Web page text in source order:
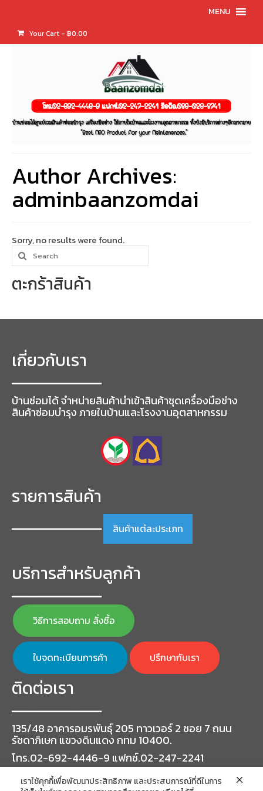
MENU
Your Cart - ฿0.00
Author Archives:
adminbaanzomdai
Sorry, no results were found.
Search
for:
ตะกร้าสินค้า
เกี่ยวกับเรา
━━━━━━━━━━━━━━━━━
บ้านซ่อมได้ จำหน่ายสินค้านำเข้าสินค้าชุดเครื่องมือช่าง
สินค้าซ่อมบำรุง ภายในบ้านและโรงงานอุตสาหกรรม
รายการสินค้า
━━━━━━━━━━━━━━━━━ สินค้าแต่ละประเภท
บริการสำหรับลูกค้า
━━━━━━━━━━━━━━━━━
วิธีการสอบถาม สั่งซื้อ
ใบจดทะเบียนการค้า ปรึกษากับเรา
ติดต่อเรา
━━━━━━━━━━━━━━━━━
135/48 อาคารอมรพันธุ์ 205 ทาวเวอร์ 2 ซอย 7 ถนน
รัชดาภิเษก แขวงดินแดง กทม 10400.
โทร.02-692-4446-9 แฟกซ์.02-247-2241
เราใช้คุกกี้เพื่อพัฒนาประสิทธิภาพ และประสบการณ์ที่ดีในการ